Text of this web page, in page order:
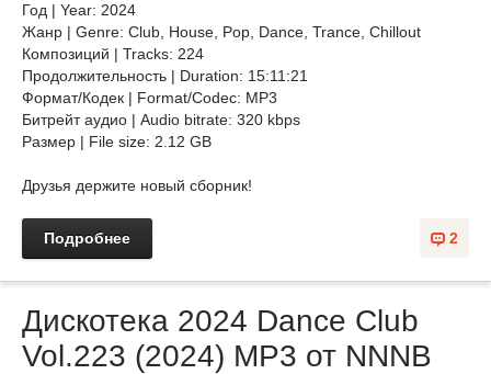
Год | Year: 2024
Жанр | Genre: Club, House, Pop, Dance, Trance, Chillоut
Композиций | Tracks: 224
Продолжительность | Duration: 15:11:21
Формат/Кодек | Format/Codec: MP3
Битрейт аудио | Audio bitrate: 320 kbps
Размер | File size: 2.12 GB
Друзья держите новый сборник!
2
Подробнее
Дискотека 2024 Dance Club
Vol.223 (2024) MP3 от NNNB